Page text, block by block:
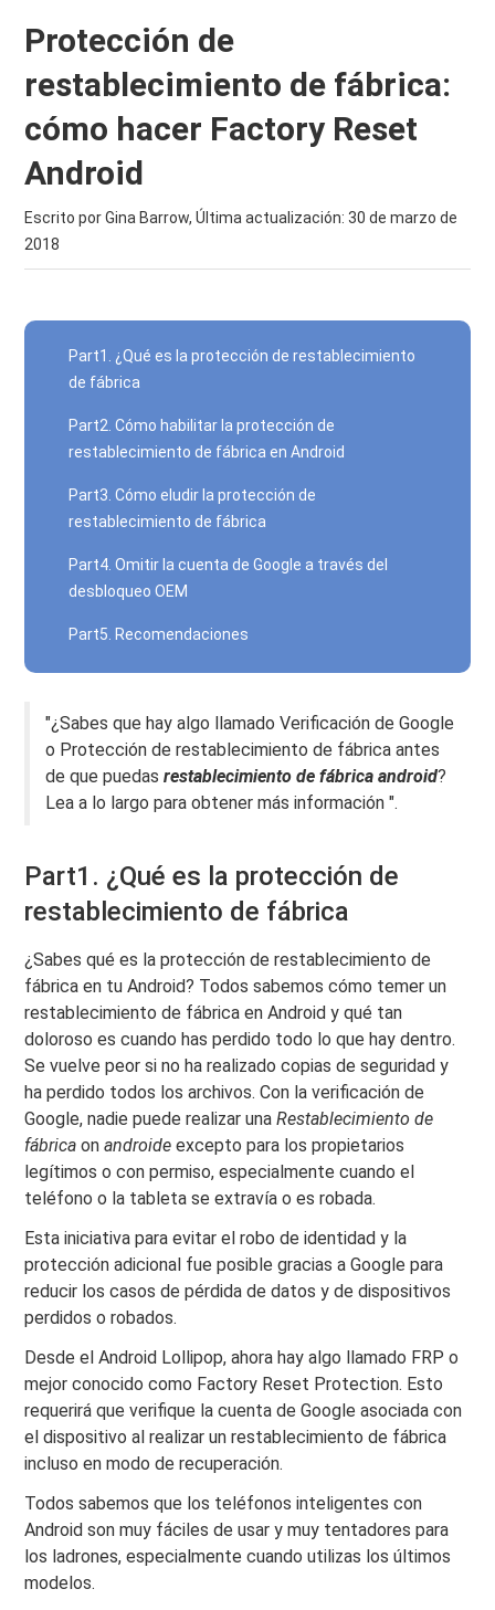
Protección de
restablecimiento de fábrica:
cómo hacer Factory Reset
Android
Escrito por Gina Barrow, Última actualización:30 de marzo de
2018
Part1. ¿Qué es la protección de restablecimiento
de fábrica
Part2. Cómo habilitar la protección de
restablecimiento de fábrica en Android
Part3. Cómo eludir la protección de
restablecimiento de fábrica
Part4. Omitir la cuenta de Google a través del
desbloqueo OEM
Part5. Recomendaciones
"¿Sabes que hay algo llamado Verificación de Google
o Protección de restablecimiento de fábrica antes
de que puedasrestablecimiento de fábrica android?
Lea a lo largo para obtener más información ".
Part1. ¿Qué es la protección de
restablecimiento de fábrica
¿Sabes qué es la protección de restablecimiento de
fábrica en tu Android? Todos sabemos cómo temer un
restablecimiento de fábrica en Android y qué tan
doloroso es cuando has perdido todo lo que hay dentro.
Se vuelve peor si no ha realizado copias de seguridad y
ha perdido todos los archivos. Con la verificación de
Google, nadie puede realizar unaRestablecimiento de
fábrica onandroide excepto para los propietarios
legítimos o con permiso, especialmente cuando el
teléfono o la tableta se extravía o es robada.
Esta iniciativa para evitar el robo de identidad y la
protección adicional fue posible gracias a Google para
reducir los casos de pérdida de datos y de dispositivos
perdidos o robados.
Desde el Android Lollipop, ahora hay algo llamado FRP o
mejor conocido como Factory Reset Protection. Esto
requerirá que verifique la cuenta de Google asociada con
el dispositivo al realizar un restablecimiento de fábrica
incluso en modo de recuperación.
Todos sabemos que los teléfonos inteligentes con
Android son muy fáciles de usar y muy tentadores para
los ladrones, especialmente cuando utilizas los últimos
modelos.